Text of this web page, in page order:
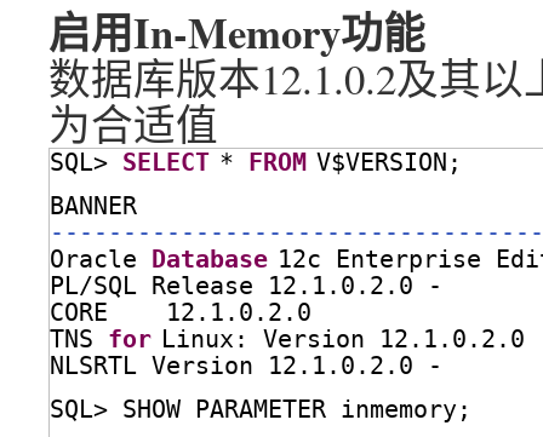
启用In-Memory功能
数据库版本12.1.0.2及其
为合适值
SQL> SELECT * FROM V$VERSION;
BANNER
Oracle Database 12c Enterprise
PL/SQL Release 12.1.0.2.0 -
CORE    12.1.0.2.0
TNS for Linux: Version 12.1.0.2.0 -
NLSRTL Version 12.1.0.2.0 -
SQL> SHOW PARAMETER inmemory;